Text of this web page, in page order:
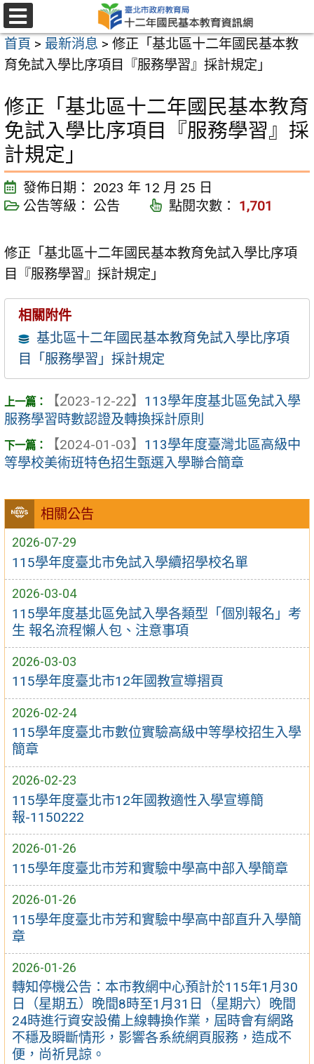
跳
至
主
要
內
容
區
選
單
首頁 > 最新消息 > 修正「基北區十二年國民基本教
育免試入學比序項目『服務學習』採計規定」
相關公告
2026-07-29
115學年度臺北市免試入學續招學校名單
2026-03-04
115學年度基北區免試入學各類型「個別報名」考
生 報名流程懶人包、注意事項
2026-03-03
115學年度臺北市12年國教宣導摺頁
2026-02-24
115學年度臺北市數位實驗高級中等學校招生入學
簡章
2026-02-23
115學年度臺北市12年國教適性入學宣導簡
報-1150222
2026-01-26
115學年度臺北市芳和實驗中學高中部入學簡章
2026-01-26
115學年度臺北市芳和實驗中學高中部直升入學簡
章
2026-01-26
轉知停機公告：本市教網中心預計於115年1月30
日（星期五）晚間8時至1月31日（星期六）晚間
24時進行資安設備上線轉換作業，屆時會有網路
不穩及瞬斷情形，影響各系統網頁服務，造成不
便，尚祈見諒。
修正「基北區十二年國民基本教育
免試入學比序項目『服務學習』採
計規定」
發佈日期：
2023 年 12 月 25 日
公告等級：
公告 點閱次數： 1,701
修正「基北區十二年國民基本教育免試入學比序項
目『服務學習』採計規定」
相關附件
基北區十二年國民基本教育免試入學比序項
目「服務學習」採計規定
【2023-12-22】 113學年度基北區免試入學
服務學習時數認證及轉換採計原則
【2024-01-03】 113學年度臺灣北區高級中
等學校美術班特色招生甄選入學聯合簡章